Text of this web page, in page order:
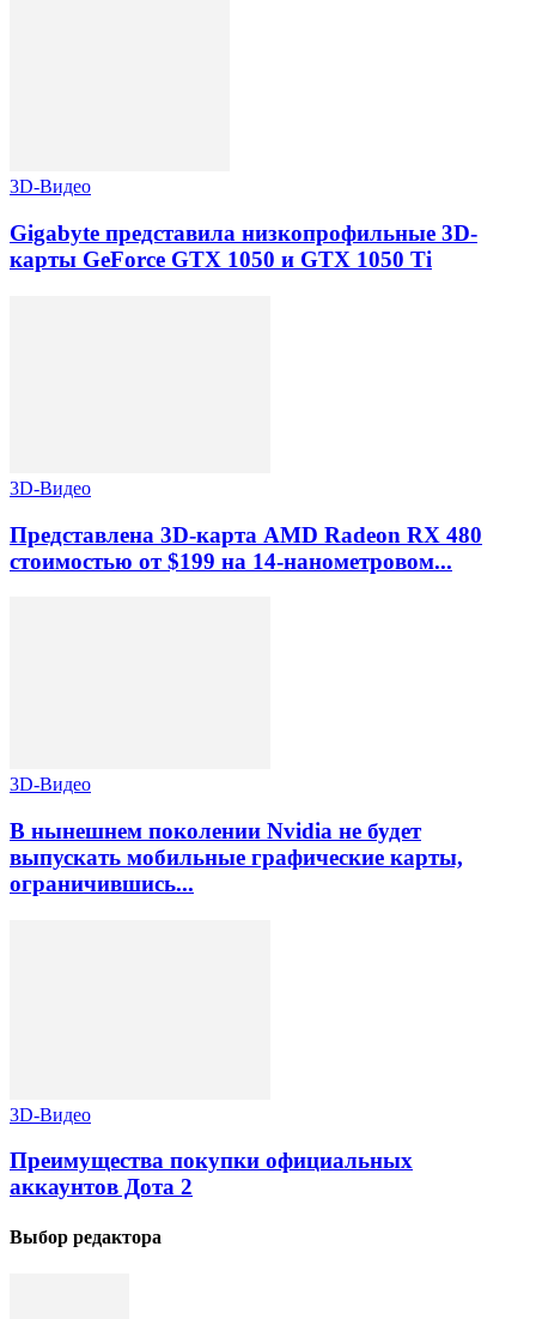
3D-Видео
Gigabyte представила низкопрофильные 3D-
карты GeForce GTX 1050 и GTX 1050 Ti
3D-Видео
Представлена 3D-карта AMD Radeon RX 480
стоимостью от $199 на 14-нанометровом...
3D-Видео
В нынешнем поколении Nvidia не будет
выпускать мобильные графические карты,
ограничившись...
3D-Видео
Преимущества покупки официальных
аккаунтов Дота 2
Выбор редактора